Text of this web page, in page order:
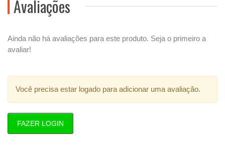
Avaliações
Ainda não há avaliações para este produto. Seja o primeiro a
avaliar!
Você precisa estar logado para adicionar uma avaliação.
FAZER LOGIN